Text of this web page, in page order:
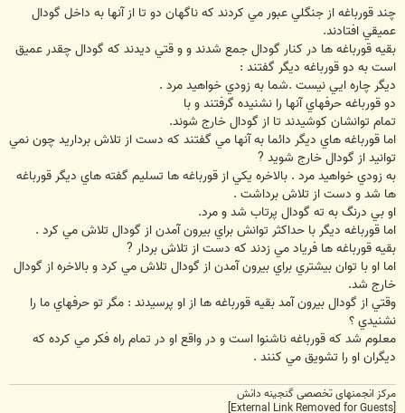
ت
چند قورباغه از جنگلي عبور مي کردند که ناگهان دو تا از آنها به داخل گودال
عميقي افتادند.
بقيه قورباغه ها در کنار گودال جمع شدند و و قتي ديدند که گودال چقدر عميق
است به دو قورباغه ديگر گفتند :
ديگر چاره ايي نيست .شما به زودي خواهيد مرد .
دو قورباغه حرفهاي آنها را نشنيده گرفتند و با
تمام توانشان کوشيدند تا از گودال خارج شوند.
اما قورباغه هاي ديگر دائما به آنها مي گفتند که دست از تلاش برداريد چون نمي
توانيد از گودال خارج شويد ?
به زودي خواهيد مرد . بالاخره يکي از قورباغه ها تسليم گفته هاي ديگر قورباغه
ها شد و دست از تلاش برداشت .
او بي درنگ به ته گودال پرتاب شد و مرد.
اما قورباغه ديگر با حداکثر توانش براي بيرون آمدن از گودال تلاش مي کرد .
بقيه قورباغه ها فرياد مي زدند که دست از تلاش بردار ?
اما او با توان بيشتري براي بيرون آمدن از گودال تلاش مي کرد و بالاخره از گودال
خارج شد.
وقتي از گودال بيرون آمد بقيه قورباغه ها از او پرسيدند : مگر تو حرفهاي ما را
نشنيدي ؟
معلوم شد که قورباغه ناشنوا است و در واقع او در تمام راه فکر مي کرده که
ديگران او را تشويق مي کنند .
مرکز انجمنهای تخصصی گنجینه دانش